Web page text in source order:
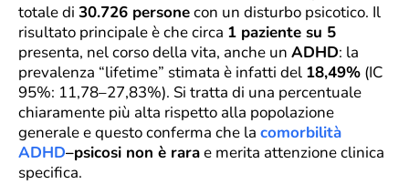
totale di 30.726 personecon un disturbo psicotico. Il
risultato principale è che circa 1 paziente su 5
presenta, nel corso della vita, anche un ADHD: la
prevalenza “lifetime” stimata è infatti del 18,49% (IC
95%: 11,78–27,83%). Si tratta di una percentuale
chiaramente più alta rispetto alla popolazione
generale e questo conferma che la comorbilità
ADHD–psicosi non è rarae merita attenzione clinica
specifica.